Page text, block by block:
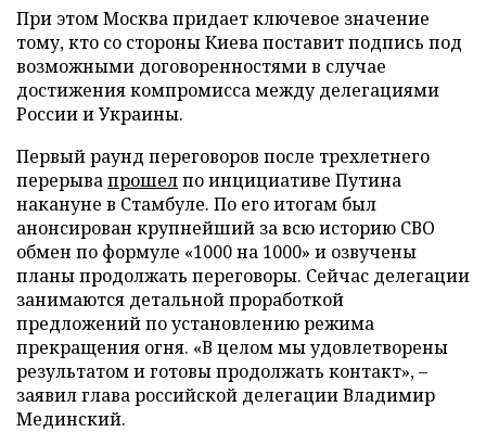
При этом Москва придает ключевое значение
тому, кто со стороны Киева поставит подпись под
возможными договоренностями в случае
достижения компромисса между делегациями
России и Украины.
Первый раунд переговоров после трехлетнего
перерывапрошелпо инцициативе Путина
накануне в Стамбуле. По его итогам был
анонсирован крупнейший за всю историю СВО
обмен по формуле «1000 на 1000» и озвучены
планы продолжать переговоры. Сейчас делегации
занимаются детальной проработкой
предложений по установлению режима
прекращения огня. «В целом мы удовлетворены
результатом и готовы продолжать контакт», –
заявил глава российской делегации Владимир
Мединский.